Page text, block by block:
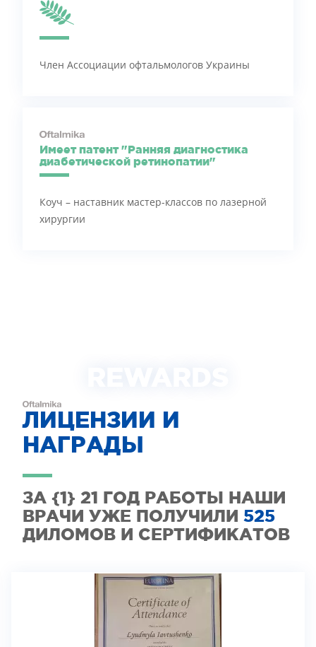
Член Ассоциации офтальмологов Украины
Имеет патент "Ранняя диагностика
диабетической ретинопатии"
Коуч – наставник мастер-классов по лазерной
хирургии
ЛИЦЕНЗИИ И
НАГРАДЫ
ЗА {1} 21 ГОД РАБОТЫ НАШИ
ВРАЧИ УЖЕ ПОЛУЧИЛИ 525
ДИЛОМОВ И СЕРТИФИКАТОВ